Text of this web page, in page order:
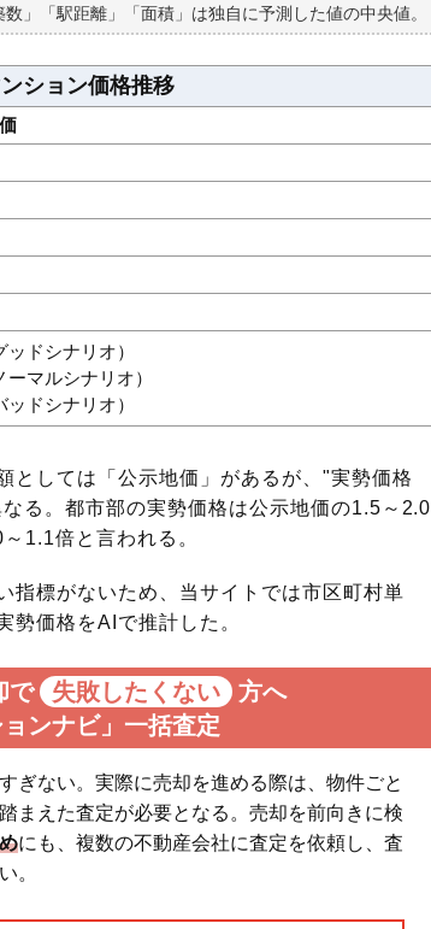
」「駅距離」「面積」は独自に予測した値の中央値。
ション価格推移
ドシナリオ）
マルシナリオ）
ドシナリオ）
しては「公示地価」があるが、"実勢価格
る。都市部の実勢価格は公示地価の1.5～2.0
1.1倍と言われる。
標がないため、当サイトでは市区町村単
勢価格をAIで推計した。
で 失敗したくない
方へ
ョンナビ」一括査定
ぎない。実際に売却を進める際は、物件ごと
まえた査定が必要となる。売却を前向きに検
にも、複数の不動産会社に査定を依頼し、査
。